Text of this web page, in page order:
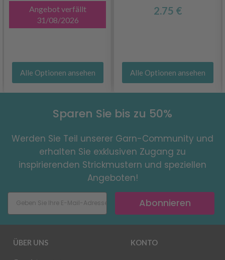
Angebot verfällt
31/08/2026
Alle Optionen ansehen
2.75 €
Alle Optionen ansehen
Sparen Sie bis zu 50%
Werden Sie Teil unserer Garn-Community und
erhalten Sie exklusiven Zugang zu
inspirierenden Strickmustern und speziellen
Angeboten!
Abonnieren
ÜBER UNS KONTO